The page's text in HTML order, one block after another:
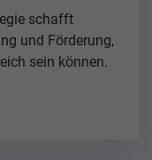
schafft
und Förderung,
sein können.